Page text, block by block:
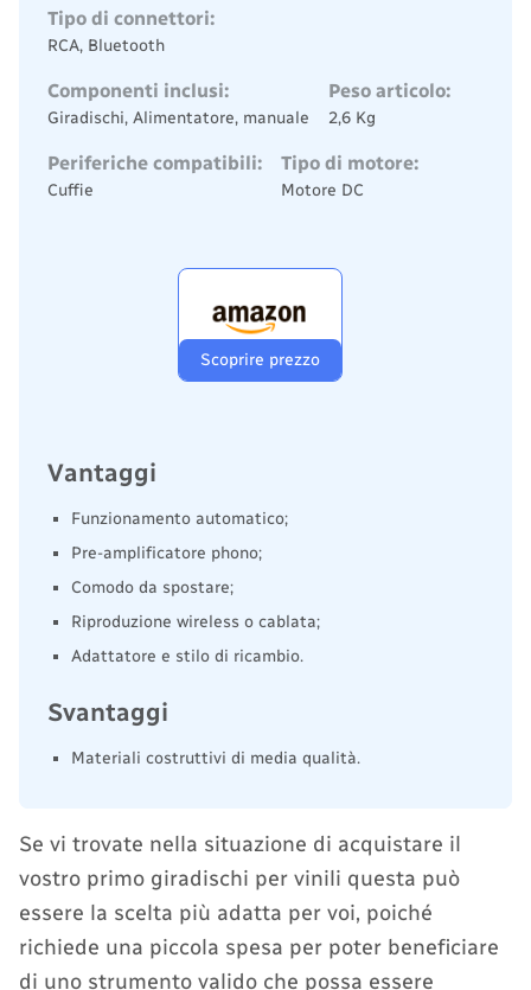
Tipo di connettori:
RCA, Bluetooth
Componenti inclusi:
Giradischi, Alimentatore, manuale
Peso articolo:
2,6 Kg
Periferiche compatibili:
Cuffie
Tipo di motore:
Motore DC
Scoprire prezzo
Vantaggi
Funzionamento automatico;
Pre-amplificatore phono;
Comodo da spostare;
Riproduzione wireless o cablata;
Adattatore e stilo di ricambio.
Svantaggi
Materiali costruttivi di media qualità.
Se vi trovate nella situazione di acquistare il
vostro primo giradischi per vinili questa può
essere la scelta più adatta per voi, poiché
richiede una piccola spesa per poter beneficiare
di uno strumento valido che possa essere